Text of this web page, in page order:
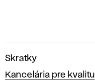
V
s
Skratky
Kancelária pre kvalitu